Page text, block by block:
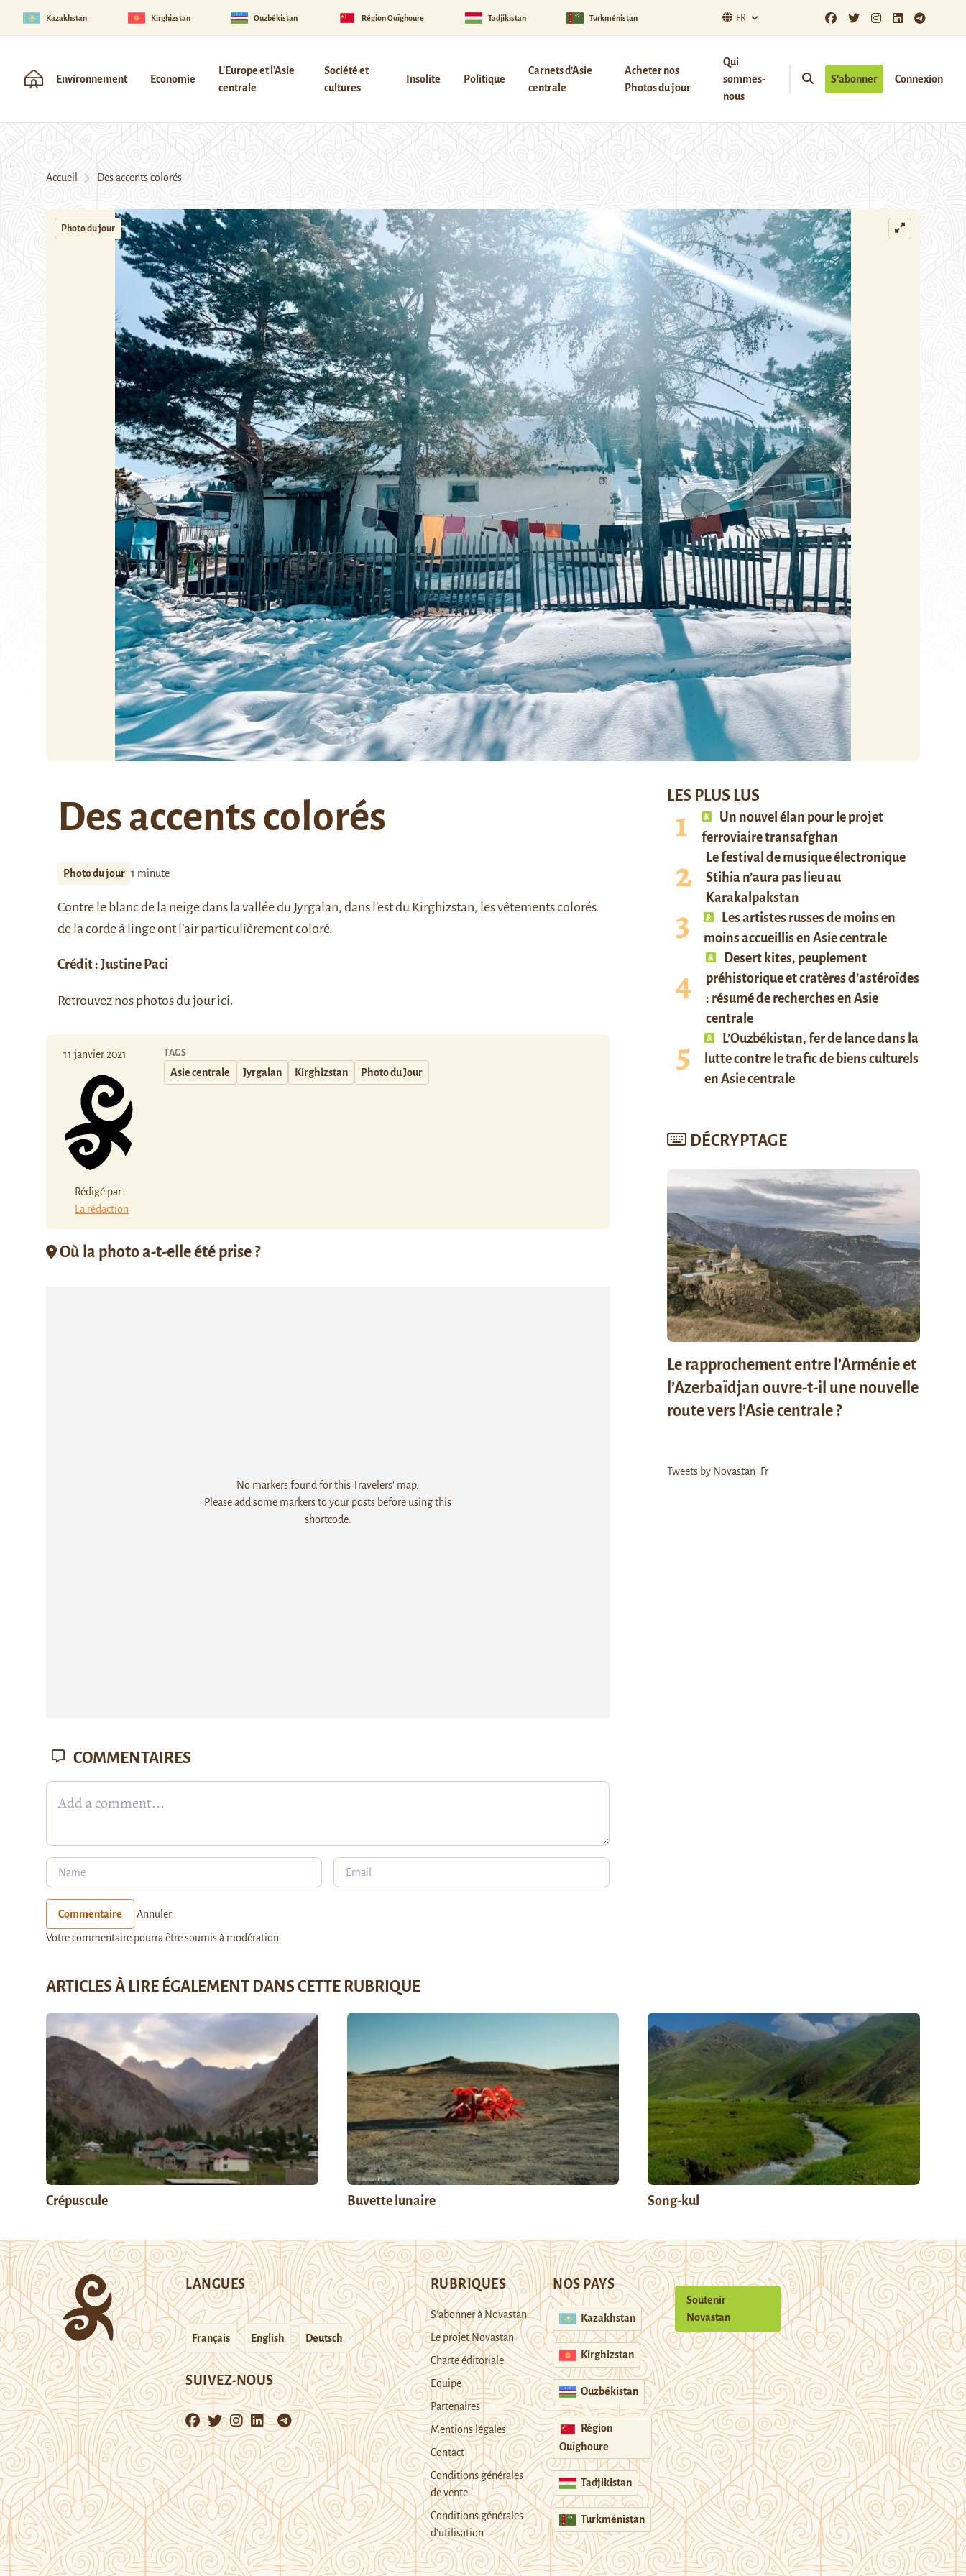
Kazakhstan Kirghizstan Ouzbékistan Région Ouïghoure Tadjikistan Turkménistan FR
Environnement Economie
L'Europe et l'Asie
centrale
Société et
cultures
Insolite Politique
Carnets d’Asie
centrale
Acheter nos
Photos du jour
Qui
sommes-
nous
S’abonner Connexion
Accueil Des accents colorés
Photo du jour
Des accents colorés
Photo du jour 1 minute
Contre le blanc de la neige dans la vallée du Jyrgalan, dans l’est du Kirghizstan, les vêtements colorés
de la corde à linge ont l’air particulièrement coloré.
Crédit : Justine Paci
Retrouvez nos photos du jourici.
11 janvier 2021
Rédigé par :
La rédaction
TAGS
Asie centrale Jyrgalan Kirghizstan Photo du Jour
Où la photo a-t-elle été prise ?
No markers found for this Travelers' map.
Please add some markers to your posts before using this
shortcode.
LES PLUS LUS
Un nouvel élan pour le projet
ferroviaire transafghan
Le festival de musique électronique
Stihia n’aura pas lieu au
Karakalpakstan
Les artistes russes de moins en
moins accueillis en Asie centrale
Desert kites, peuplement
préhistorique et cratères d’astéroïdes
: résumé de recherches en Asie
centrale
L’Ouzbékistan, fer de lance dans la
lutte contre le trafic de biens culturels
en Asie centrale
DÉCRYPTAGE
Le rapprochement entre l’Arménie et
l’Azerbaïdjan ouvre-t-il une nouvelle
route vers l’Asie centrale ?
Tweets by Novastan_Fr
COMMENTAIRES
Commentaire Annuler
Votre commentaire pourra être soumis à modération.
ARTICLES À LIRE ÉGALEMENT DANS CETTE RUBRIQUE
Crépuscule Buvette lunaire Song-kul
LANGUES
Français English Deutsch
SUIVEZ-NOUS
RUBRIQUES
S’abonner à Novastan
Le projet Novastan
Charte éditoriale
Equipe
Partenaires
Mentions légales
Contact
Conditions générales
de vente
Conditions générales
d’utilisation
NOS PAYS
Kazakhstan
Kirghizstan
Ouzbékistan
Région
Ouïghoure
Tadjikistan
Turkménistan
Soutenir
Novastan